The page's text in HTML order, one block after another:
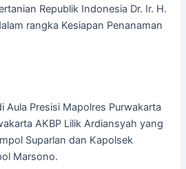
Republik Indonesia Dr. Ir. H.
rangka Kesiapan Penanaman
Aula Presisi Mapolres Purwakarta
AKBP Lilik Ardiansyah yang
Suparlan dan Kapolsek
Marsono.